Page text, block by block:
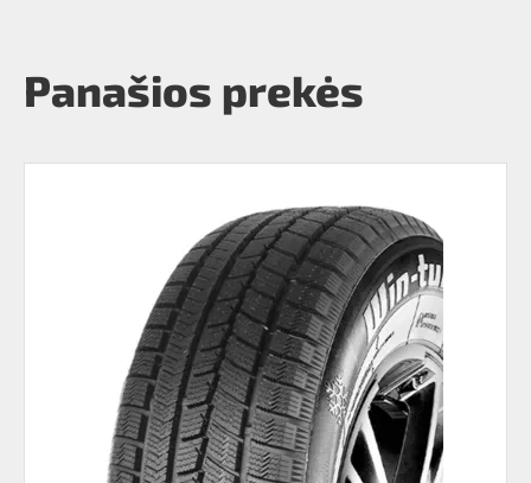
Panašios prekės